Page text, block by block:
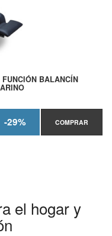
BALANCÍN
-29% COMPRAR
el hogar y